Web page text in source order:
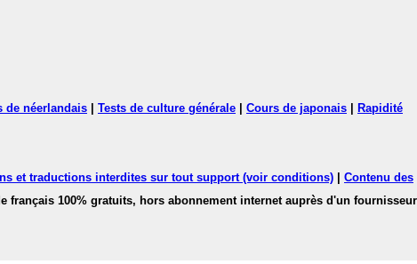
de néerlandais Tests de culture générale Cours de japonais
Rapidité
et traductions interdites sur tout support (voir conditions)
Contenu des
français 100% gratuits, hors abonnement internet auprès d'un fournisseur